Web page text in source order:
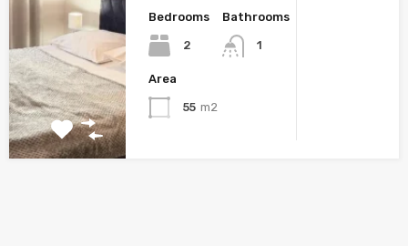
Bedrooms
2
Bathrooms
1
Area
55 m2